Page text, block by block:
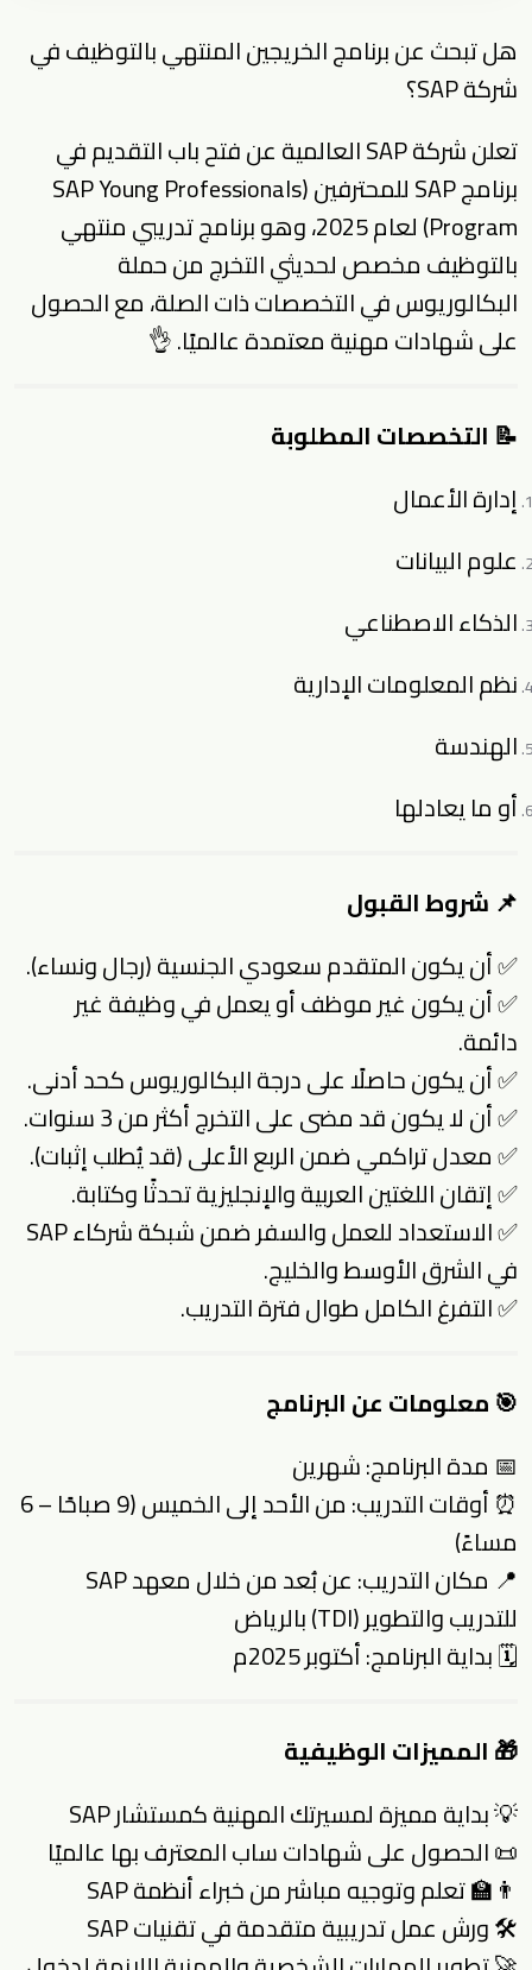
هل تبحث عن برنامج الخريجين المنتهي بالتوظيف في
شركة SAP؟
تعلن شركة SAP العالمية عن فتح باب التقديم في
برنامج SAP للمحترفين (SAP Young Professionals
Program) لعام 2025، وهو برنامج تدريبي منتهي
بالتوظيف مخصص لحديثي التخرج من حملة
البكالوريوس في التخصصات ذات الصلة، مع الحصول
على شهادات مهنية معتمدة عالميًا. 👌
📝 التخصصات المطلوبة
إدارة الأعمال
علوم البيانات
الذكاء الاصطناعي
نظم المعلومات الإدارية
الهندسة
أو ما يعادلها
📌 شروط القبول
✅ أن يكون المتقدم سعودي الجنسية (رجال ونساء).
✅ أن يكون غير موظف أو يعمل في وظيفة غير
دائمة.
✅ أن يكون حاصلًا على درجة البكالوريوس كحد أدنى.
✅ أن لا يكون قد مضى على التخرج أكثر من 3 سنوات.
✅ معدل تراكمي ضمن الربع الأعلى (قد يُطلب إثبات).
✅ إتقان اللغتين العربية والإنجليزية تحدثًا وكتابة.
✅ الاستعداد للعمل والسفر ضمن شبكة شركاء SAP
في الشرق الأوسط والخليج.
✅ التفرغ الكامل طوال فترة التدريب.
🎯 معلومات عن البرنامج
📅 مدة البرنامج: شهرين
⏰ أوقات التدريب: من الأحد إلى الخميس (9 صباحًا – 6
مساءً)
📍 مكان التدريب: عن بُعد من خلال معهد SAP
للتدريب والتطوير (TDI) بالرياض
🗓 بداية البرنامج: أكتوبر 2025م
🎁 المميزات الوظيفية
💡 بداية مميزة لمسيرتك المهنية كمستشار SAP
📜 الحصول على شهادات ساب المعترف بها عالميًا
👨‍🏫 تعلم وتوجيه مباشر من خبراء أنظمة SAP
🛠 ورش عمل تدريبية متقدمة في تقنيات SAP